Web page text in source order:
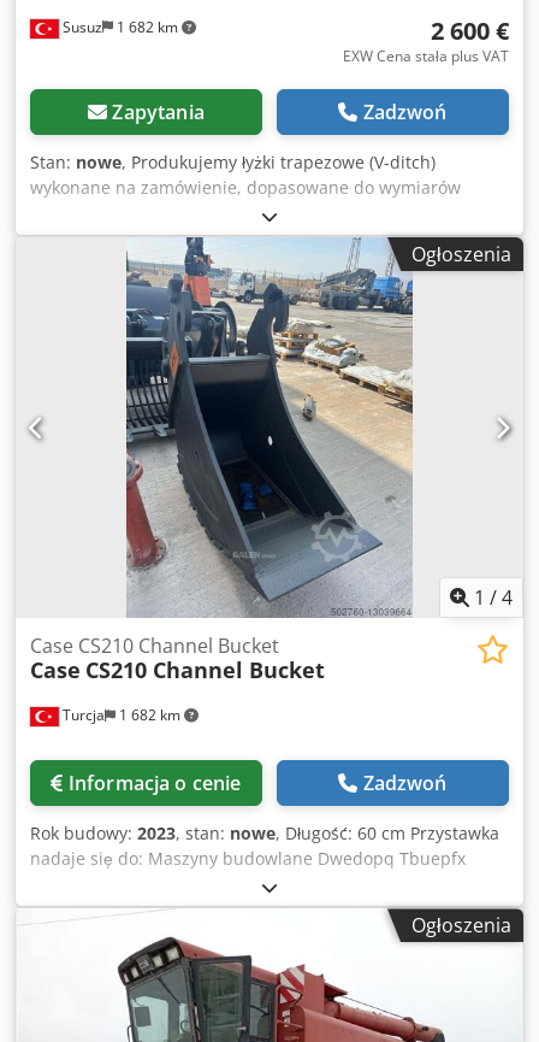
Susuz 1 682 km 2 600 €
EXW Cena stała plus VAT
Zapytania Zadzwoń
Stan: nowe, Produkujemy łyżki trapezowe (V-ditch)
wykonane na zamówienie, dopasowane do wymiarów
konkretnego kanału Dwedpfx Adown E A Hsqsa
Ogłoszenia
1 /4
Turcja 1 682 km
Case CS210 Channel Bucket
Case CS210 Channel Bucket
Informacja o cenie Zadzwoń
Rok budowy: 2023, stan: nowe, Długość: 60 cm Przystawka
nadaje się do: Maszyny budowlane Dwedopq Tbuepfx
Adqoa Zawartość ładowni: 500 l Gwarancja: 6 miesiące
Ogłoszenia